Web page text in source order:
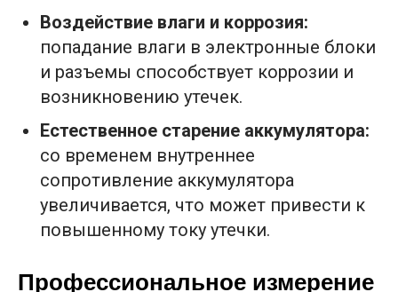
Воздействие влаги и коррозия:
попадание влаги в электронные блоки
и разъемы способствует коррозии и
возникновению утечек.
Естественное старение аккумулятора:
со временем внутреннее
сопротивление аккумулятора
увеличивается, что может привести к
повышенному току утечки.
Профессиональное измерение